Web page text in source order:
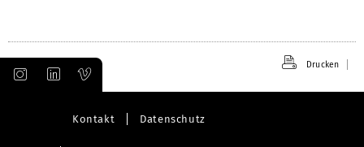
Drucken
Kontakt Datenschutz